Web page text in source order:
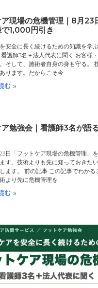
ア現場の危機管理｜8月23
1,000円引き
安全に長く続けるための知識を学
護師3名＋法人代表に聞く お客様
そして、施術者自身の身も守る。
ります。だからこそ今
む »
勉強会｜看護師3名が語
日「フットケア現場の危機管理」
す。技術よりも先に知っておきた
ます。 前の記事 この記事でわかる
より先に危機管理を
む »
ペ
ー
ジ
ペ
ー
ジ
ペ
ジ
ペ
ジ